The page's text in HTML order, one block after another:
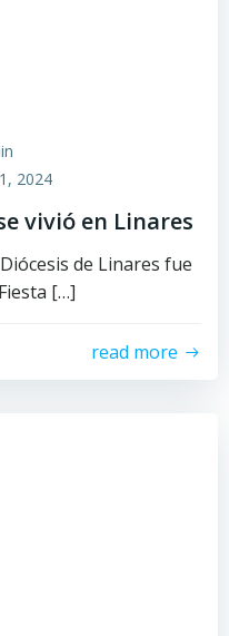
2024
vivió en Linares
de Linares fue
[…]
read more